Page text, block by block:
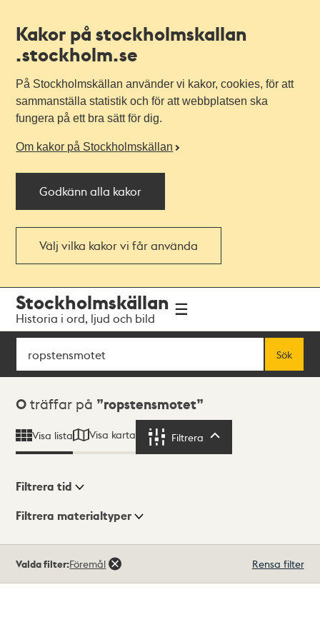
Kakor på stockholmskallan
.stockholm.se
På Stockholmskällan använder vi kakor, cookies, för att
sammanställa statistik och för att webbplatsen ska
fungera på ett bra sätt för dig.
Om kakor på Stockholmskällan
Godkänn alla kakor
Välj vilka kakor vi får använda
navigationen
huvudinnehållet
Stockholmskällan
Historia i ord, ljud och bild
Sök
Sök
Sökresultat
0 träffar på ropstensmotet
Visa lista Visa karta Filtrera
Visningsläge
Filtrera tid
Filtrera materialtyper
träffar
Valda filter:Föremål Rensa filter